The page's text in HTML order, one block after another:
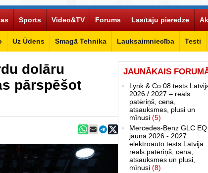
Uz Ūdens Smagā Tehnika Lauksaimniecība Testi
Sports Video&TV Forums Lasītāju pieredze
dolāru
pārspēšot
JAUNĀKAIS
Lynk & Co 08 tests
2026 / 2027 – reāls
patēriņš, cena,
atsauksmes, plusi un
mīnusi (5)
Mercedes-Benz GLC EQ
jaunā 2026 - 2027
elektroauto tests Latvijā
reāls patēriņš, cena,
atsauksmes un plusi,
mīnusi (8)